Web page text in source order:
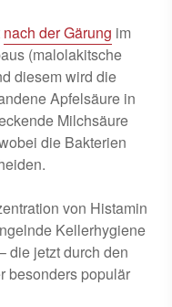
nach der Gärung im
(malolakitsche
diesem wird die
Apfelsäure in
Milchsäure
die Bakterien
von Histamin
Kellerhygiene
die jetzt durch den
besonders populär